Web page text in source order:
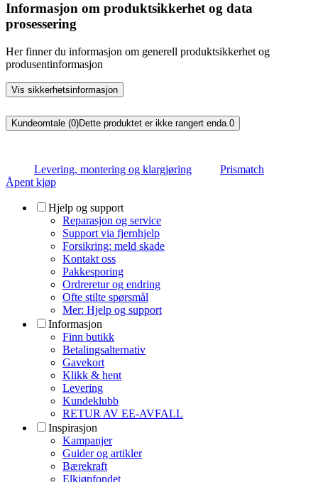
Informasjon om produktsikkerhet og data
prosessering
Her finner du informasjon om generell produktsikkerhet og
produsentinformasjon
Vis sikkerhetsinformasjon
Kundeomtale (0)Dette produktet er ikke rangert enda. 0
Levering, montering og klargjøring
Prismatch
Åpent kjøp
Hjelp og support
Reparasjon og service
Support via fjernhjelp
Forsikring: meld skade
Kontakt oss
Pakkesporing
Ordreretur og endring
Ofte stilte spørsmål
Mer: Hjelp og support
Informasjon
Finn butikk
Betalingsalternativ
Gavekort
Klikk & hent
Levering
Kundeklubb
RETUR AV EE-AVFALL
Inspirasjon
Kampanjer
Guider og artikler
Bærekraft
Elkjøpfondet